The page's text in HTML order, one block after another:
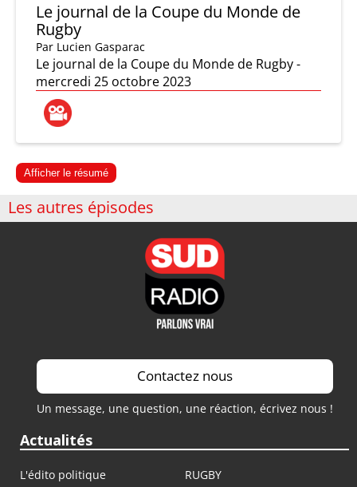
Le journal de la Coupe du Monde de
Rugby
Par Lucien Gasparac
Le journal de la Coupe du Monde de Rugby -
mercredi 25 octobre 2023
Afficher le résumé
Les autres épisodes
Contactez nous
Un message, une question, une réaction, écrivez nous !
Actualités
L'édito politique
RUGBY